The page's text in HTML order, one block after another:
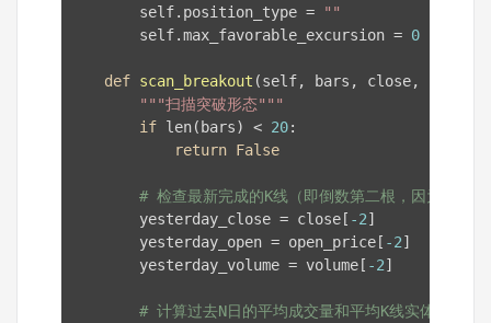
        self.position_type =
""
        self.max_favorable_excursion =
0
def scan_breakout (self, bars, close, high,
"""扫描突破形态"""
if len(bars) < 20:
return False
# 检查最新完成的K线（即倒数第二根，因为最后
        yesterday_close = close[
-2]
        yesterday_open = open_price[
-2]
        yesterday_volume = volume[
-2]
# 计算过去N日的平均成交量和平均K线实体长度